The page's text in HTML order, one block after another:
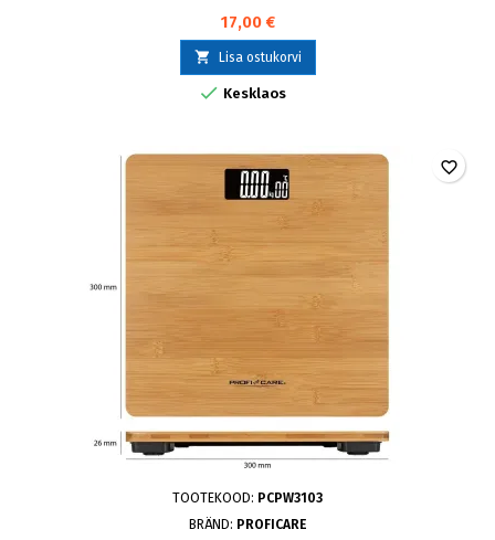
17,00 €
 Lisa ostukorvi
 Kesklaos
TOOTEKOOD: PCPW3103
BRÄND: PROFICARE
favorite_border